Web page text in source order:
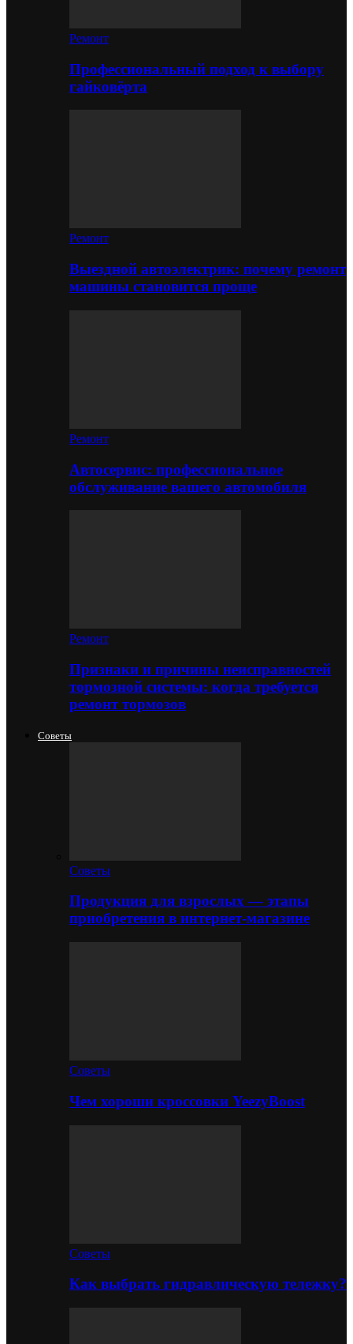
Ремонт
Профессиональный подход к выбору
гайковёрта
Ремонт
Выездной автоэлектрик: почему ремонт
машины становится проще
Ремонт
Автосервис: профессиональное
обслуживание вашего автомобиля
Ремонт
Признаки и причины неисправностей
тормозной системы: когда требуется
ремонт тормозов
Советы
Советы
Продукция для взрослых — этапы
приобретения в интернет-магазине
Советы
Чем хороши кроссовки YeezyBoost
Советы
Как выбрать гидравлическую тележку?